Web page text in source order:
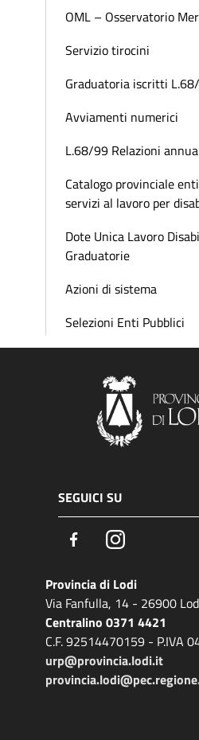
OML – Osservatorio
Servizio tirocini
Graduatoria iscritti
Avviamenti numerici
L.68/99 Relazioni
Catalogo provinciale
servizi al lavoro per
Dote Unica Lavoro
Graduatorie
Azioni di sistema
Selezioni Enti Pubblici
SEGUICI SU
FacebookInstagram
Provincia di Lodi
Via Fanfulla, 14 - 26900
Centralino 0371 4421
C.F. 92514470159 - P.IVA
urp@provincia.lodi.it